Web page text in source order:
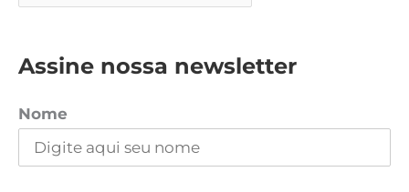
Assine nossa newsletter
Nome